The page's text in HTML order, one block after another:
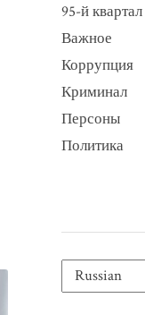
95-й квартал
Важное
Коррупция
Криминал
Персоны
Политика